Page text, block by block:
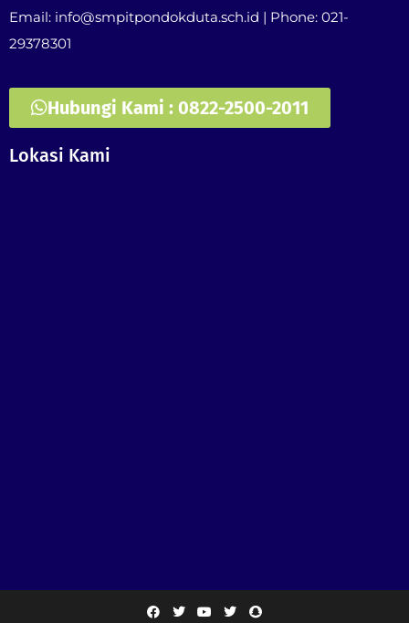
Email: info@smpitpondokduta.sch.id | Phone: 021-
29378301
Hubungi Kami : 0822-2500-2011
Lokasi Kami